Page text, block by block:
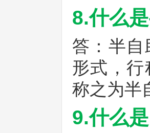
8.什么
答：半
形式，
称之为半
9.什么